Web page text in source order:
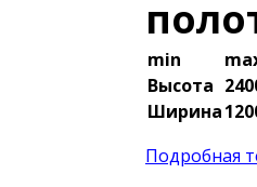
min
Высота
Ширина
Подробная